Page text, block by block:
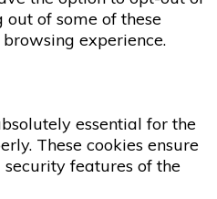
out of some of these
experience.
essential for the
These cookies ensure
features of the